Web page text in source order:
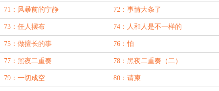
71：风暴前的宁静 72：事情大条了
73：任人摆布 74：人和人是不一样的
75：做擅长的事 76：怕
77：黑夜二重奏 78：黑夜二重奏（二）
79：一切成空 80：请柬